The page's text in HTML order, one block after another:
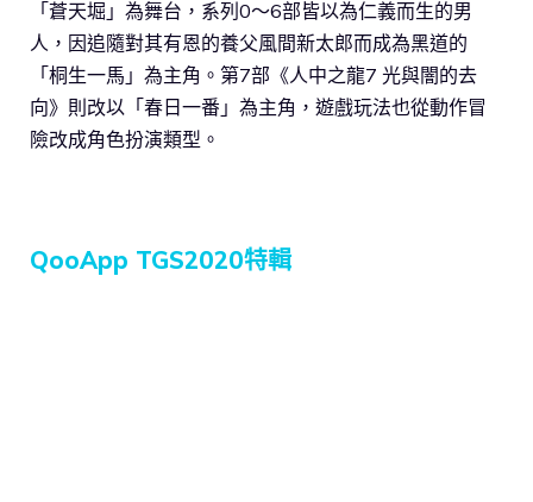
「蒼天堀」為舞台，系列0～6部皆以為仁義而生的男
人，因追隨對其有恩的養父風間新太郎而成為黑道的
「桐生一馬」為主角。第7部《人中之龍7 光與闇的去
向》則改以「春日一番」為主角，遊戲玩法也從動作冒
險改成角色扮演類型。
QooApp TGS2020特輯